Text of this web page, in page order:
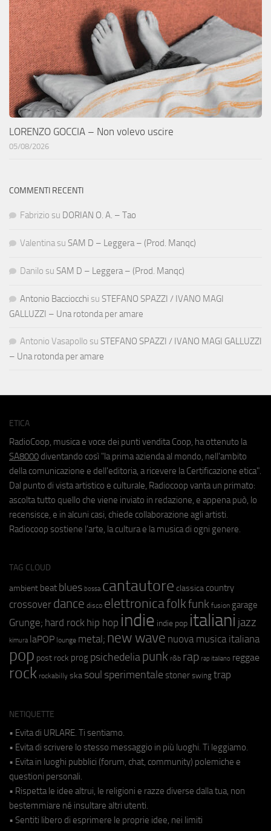
LORENZO GOCCIA – Non volevo uscire
05/08/2026
COMMENTI RECENTI
Fabrizio su DORIAN O. A. – Tao
Valentina su SAM D – Leggera – (Prod. Manqc)
Danilo su SAM D – Leggera – (Prod. Manqc)
Antonio Bacciocchi su STEFANO SPAZZI / IVANO MAGI
GALLUZZI – Una rotonda per amare
Antonio Vasapollo su STEFANO SPAZZI / IVANO MAGI GALLUZZI
– Una rotonda per amare
ETICA
RadioCoop, musica e voce dei punti vendita Coop, ha ottenuto la
SA8000 diventando così "la prima azienda al mondo, nell'ambito
della comunicazione e dell'editoria, a ricevere la Certificazione etica".
Dal punto di vista artistico e culturale, Radiocoop vanta un primato:
ascolta tutto quello che viene inviato in redazione, e appena può, lo
recensisce, e in alcuni casi, chiede collaborazione agli artisti.
Radiocoop sostiene l'arte, la cultura e la musica di ogni genere.
TAG CLOUD
ambient beat blues bossa cantautore classica country
crossover dance disco elettronicafolkfunk fusion garage
Grunge; hard rock hip hop indie indie pop italiani jazz
kimura laPOP lounge metal; new wave nuova musica italiana
pop post rock prog psichedeliapunk r&b rap rap italiano reggae
rock rockabilly ska soul sperimentale stoner swing trap
NETIQUETTE
• Evita di URLARE. Ti sentiamo.
• Evita di scrivere lo stesso messaggio in più luoghi. Ti leggiamo.
• Evita in luoghi pubblici (forum, chat, community) polemiche e
questioni personali.
• Rispetta le idee altrui, le religioni e razze diverse dalla tua, non
bestemmiare né insultare altri utenti.
• Sentiti libero di esprimere le proprie idee, nei limiti